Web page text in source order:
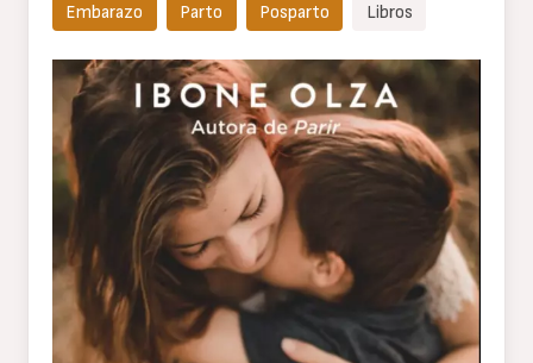
Embarazo Parto Posparto Libros